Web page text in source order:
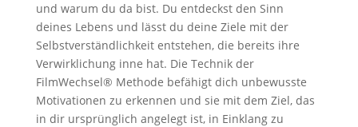
und warum du da bist. Du entdeckst den Sinn
deines Lebens und lässt du deine Ziele mit der
Selbstverständlichkeit entstehen, die bereits ihre
Verwirklichung inne hat. Die Technik der
FilmWechsel® Methode befähigt dich unbewusste
Motivationen zu erkennen und sie mit dem Ziel, das
in dir ursprünglich angelegt ist, in Einklang zu